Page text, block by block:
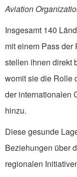
Aviation
Insgesamt 140
mit einem Pass
stellen ihnen direkt
womit sie die Rolle
der internationalen
hinzu.
Diese gesunde
Beziehungen über
regionalen